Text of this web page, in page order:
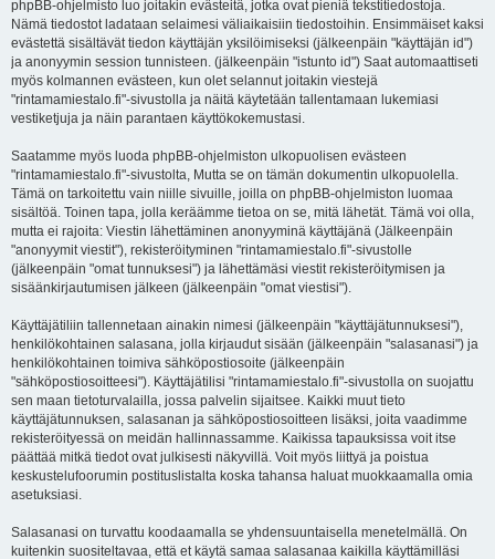
phpBB-ohjelmisto luo joitakin evästeitä, jotka ovat pieniä tekstitiedostoja.
Nämä tiedostot ladataan selaimesi väliaikaisiin tiedostoihin. Ensimmäiset kaksi
evästettä sisältävät tiedon käyttäjän yksilöimiseksi (jälkeenpäin "käyttäjän id")
ja anonyymin session tunnisteen. (jälkeenpäin "istunto id") Saat automaattiseti
myös kolmannen evästeen, kun olet selannut joitakin viestejä
"rintamamiestalo.fi"-sivustolla ja näitä käytetään tallentamaan lukemiasi
vestiketjuja ja näin parantaen käyttökokemustasi.
Saatamme myös luoda phpBB-ohjelmiston ulkopuolisen evästeen
"rintamamiestalo.fi"-sivustolta, Mutta se on tämän dokumentin ulkopuolella.
Tämä on tarkoitettu vain niille sivuille, joilla on phpBB-ohjelmiston luomaa
sisältöä. Toinen tapa, jolla keräämme tietoa on se, mitä lähetät. Tämä voi olla,
mutta ei rajoita: Viestin lähettäminen anonyyminä käyttäjänä (Jälkeenpäin
"anonyymit viestit"), rekisteröityminen "rintamamiestalo.fi"-sivustolle
(jälkeenpäin "omat tunnuksesi") ja lähettämäsi viestit rekisteröitymisen ja
sisäänkirjautumisen jälkeen (jälkeenpäin "omat viestisi").
Käyttäjätiliin tallennetaan ainakin nimesi (jälkeenpäin "käyttäjätunnuksesi"),
henkilökohtainen salasana, jolla kirjaudut sisään (jälkeenpäin "salasanasi") ja
henkilökohtainen toimiva sähköpostiosoite (jälkeenpäin
"sähköpostiosoitteesi"). Käyttäjätilisi "rintamamiestalo.fi"-sivustolla on suojattu
sen maan tietoturvalailla, jossa palvelin sijaitsee. Kaikki muut tieto
käyttäjätunnuksen, salasanan ja sähköpostiosoitteen lisäksi, joita vaadimme
rekisteröityessä on meidän hallinnassamme. Kaikissa tapauksissa voit itse
päättää mitkä tiedot ovat julkisesti näkyvillä. Voit myös liittyä ja poistua
keskustelufoorumin postituslistalta koska tahansa haluat muokkaamalla omia
asetuksiasi.
Salasanasi on turvattu koodaamalla se yhdensuuntaisella menetelmällä. On
kuitenkin suositeltavaa, että et käytä samaa salasanaa kaikilla käyttämilläsi